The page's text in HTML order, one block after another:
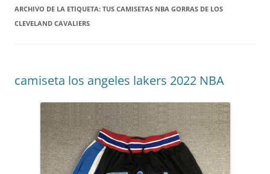
ARCHIVO DE LA ETIQUETA: TUS CAMISETAS NBA GORRAS DE LOS
CLEVELAND CAVALIERS
camiseta los angeles lakers 2022 NBA